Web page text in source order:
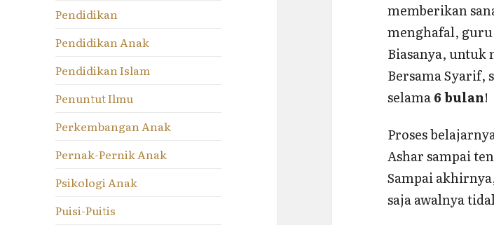
Pendidikan
Pendidikan Anak
Pendidikan Islam
Penuntut Ilmu
Perkembangan Anak
Pernak-Pernik Anak
Psikologi Anak
Puisi-Puitis
memberikan
menghafal, guru
Biasanya, untuk
Bersama Syarif,
selama6 bulan!
Proses
Ashar sampai
Sampai
saja awalnya